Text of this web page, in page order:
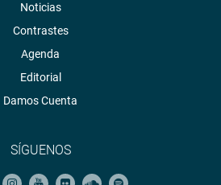
Noticias
Contrastes
Agenda
Editorial
Damos Cuenta
SÍGUENOS